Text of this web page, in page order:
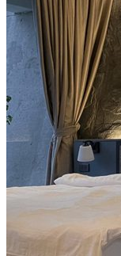
Đá Marble
Đá Marble
Đá Marble
Đá Marble
Đá Ốp
Đá Ốp Bàn
Đá Ốp Mộ
Đá Ốp Cột
Đá Ốp